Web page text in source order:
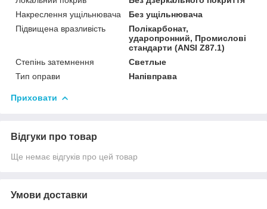
Накреслення ущільнювача
Без ущільнювача
Підвищена вразливість
Полікарбонат,
ударопронний, Промислові
стандарти (ANSI Z87.1)
Степінь затемнення
Светлые
Тип оправи
Напівправа
Приховати
Відгуки про товар
Ще немає відгуків про цей товар
Умови доставки